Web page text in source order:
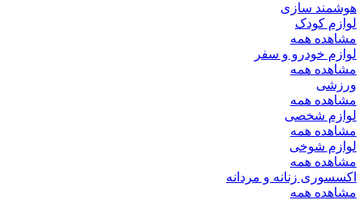
هوشمند سازی
لوازم کودک
مشاهده همه
لوازم خودرو و سفر
مشاهده همه
ورزشی
مشاهده همه
لوازم شخصی
مشاهده همه
لوازم شوخی
مشاهده همه
اکسسوری زنانه و مردانه
مشاهده همه